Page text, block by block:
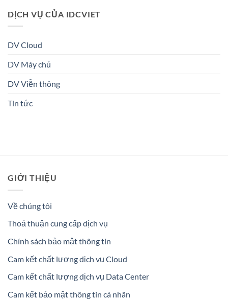
DỊCH VỤ CỦA IDCVIET
DV Cloud
DV Máy chủ
DV Viễn thông
Tin tức
GIỚI THIỆU
Về chúng tôi
Thoả thuận cung cấp dịch vụ
Chính sách bảo mật thông tin
Cam kết chất lượng dịch vụ Cloud
Cam kết chất lượng dịch vụ Data Center
Cam kết bảo mật thông tin cá nhân